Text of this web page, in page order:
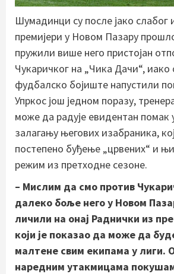
Шумадинци су после јако слабог
премијери у Новом Пазару
пружили више него пристојан
Чукаричког на „Чика Дачи“, иако
фудбалско бојиште напустили
Упркос још једном поразу,
може да радује евидентан помак
залагању његових изабраника,
постепено буђење „црвених“ и
режим из претходне сезоне.
– Мислим да смо против
далеко боље него у Новом
личили на онај Раднички из
који је показао да може да
малтене свим екипама у лиги.
наредним утакмицама